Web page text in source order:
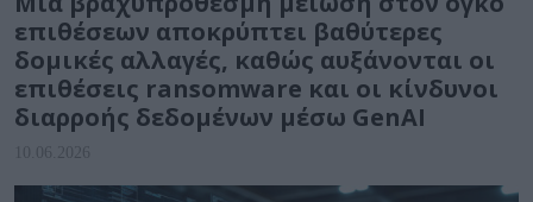
επιθέσεων αποκρύπτει βαθύτερες
δομικές αλλαγές, καθώς αυξάνονται οι
επιθέσεις ransomware και οι κίνδυνοι
διαρροής δεδομένων μέσω GenAI
10.06.2026